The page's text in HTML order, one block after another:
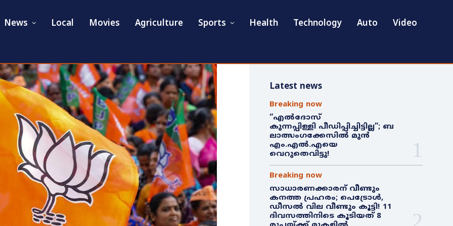
News Local Movies Agriculture Sports Health Technology Auto Video
Latest news
Breaking now
“എൽദോസ്
കുന്നപ്പിള്ളി പീഡിപ്പിച്ചിട്ടില്ല”; ബ
ലാത്സംഗക്കേസിൽ മുൻ
എം.എൽ.എയെ
വെറുതെവിട്ടു!
Breaking now
സാധാരണക്കാരന് വീണ്ടും
കനത്ത പ്രഹരം; പെട്രോൾ,
ഡീസൽ വില വീണ്ടും കൂട്ടി! 11
ദിവസത്തിനിടെ കൂടിയത് 8